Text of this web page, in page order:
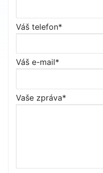
Váš telefon*
Váš e-mail*
Vaše zpráva*